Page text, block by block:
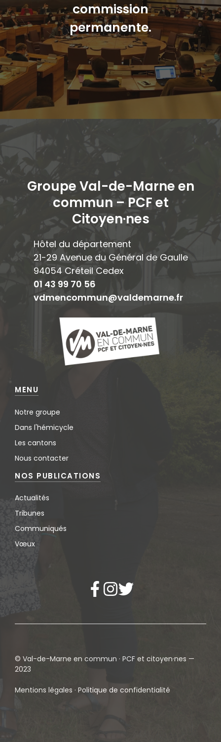
commission
permanente.
Groupe Val-de-Marne en
commun – PCF et
Citoyen·nes
Hôtel du département
21-29 Avenue du Général de Gaulle
94054 Créteil Cedex
01 43 99 70 56
vdmencommun@valdemarne.fr
MENU
Notre groupe
Dans l'hémicycle
Les cantons
Nous contacter
NOS PUBLICATIONS
Actualités
Tribunes
Communiqués
Vœux
© Val-de-Marne en commun · PCF et citoyen·nes —
2023
Mentions légales · Politique de confidentialité